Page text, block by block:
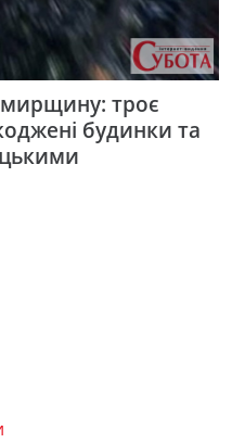
троє
будинки та